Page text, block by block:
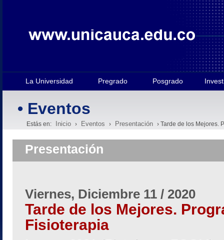
La Universidad Pregrado Posgrado
• Eventos
Estás en: Inicio › Eventos › Presentación › Tarde de los Mejores.
Presentación
Viernes, Diciembre 11 / 2020
Tarde de los Mejores.
Fisioterapia